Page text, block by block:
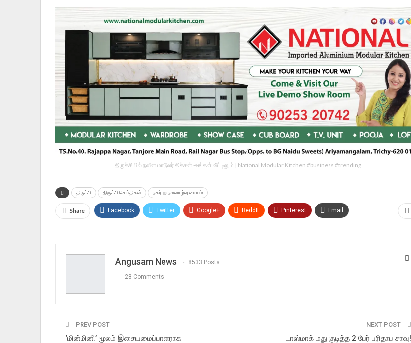
திருச்சியில் நவீன மாடூலர் கிச்சன் -உங்கள் வீட்டிலும் | National Modular Kitchen #business #trending
திருச்சி திருச்சி செய்திகள் நகர்புற நலவாழ்வு மையம்
Share Facebook Twitter Google+ ReddIt Pinterest Email
Angusam News 8533 Posts
28 Comments
PREV POST
‘மின்மினி’ மூலம் இசையமைப்பாளராக
NEXT POST
டாஸ்மாக் மது குடித்த 2 பேர் பரிதாப சாவு!